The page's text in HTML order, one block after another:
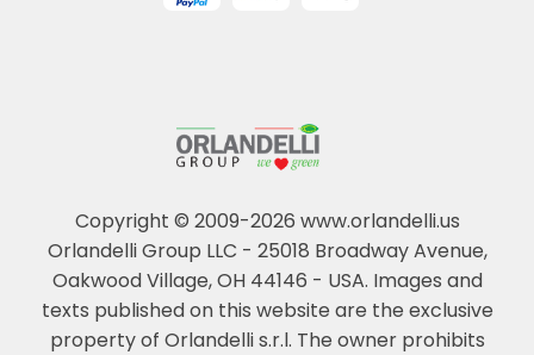
Copyright © 2009-2026 www.orlandelli.us
Orlandelli Group LLC - 25018 Broadway Avenue,
Oakwood Village, OH 44146 - USA. Images and
texts published on this website are the exclusive
property of Orlandelli s.r.l. The owner prohibits